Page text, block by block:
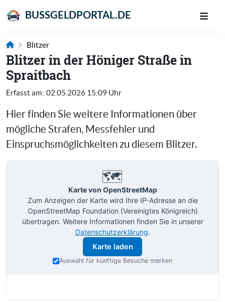
BUSSGELDPORTAL.DE
Blitzer
Blitzer in der Höniger Straße in
Spraitbach
Erfasst am: 02.05.2026 15:09 Uhr
Hier finden Sie weitere Informationen über
mögliche Strafen, Messfehler und
Einspruchsmöglichkeiten zu diesem Blitzer.
🗺️
Karte von OpenStreetMap
Zum Anzeigen der Karte wird Ihre IP-Adresse an die
OpenStreetMap Foundation (Vereinigtes Königreich)
übertragen. Weitere Informationen finden Sie in unserer
Datenschutzerklärung.
Karte laden
Auswahl für künftige Besuche merken